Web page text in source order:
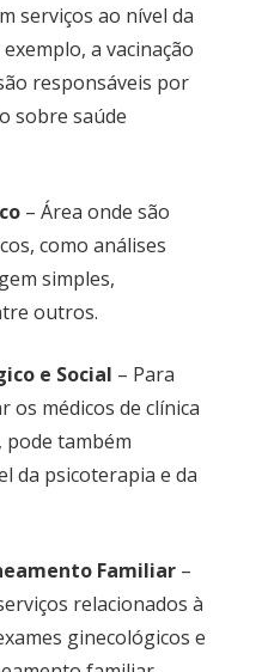
serviços ao nível da
a vacinação
responsáveis por
sobre saúde
– Área onde são
como análises
simples,
outros.
e Social – Para
os médicos de clínica
também
da psicoterapia e da
Familiar –
relacionados à
ginecológicos e